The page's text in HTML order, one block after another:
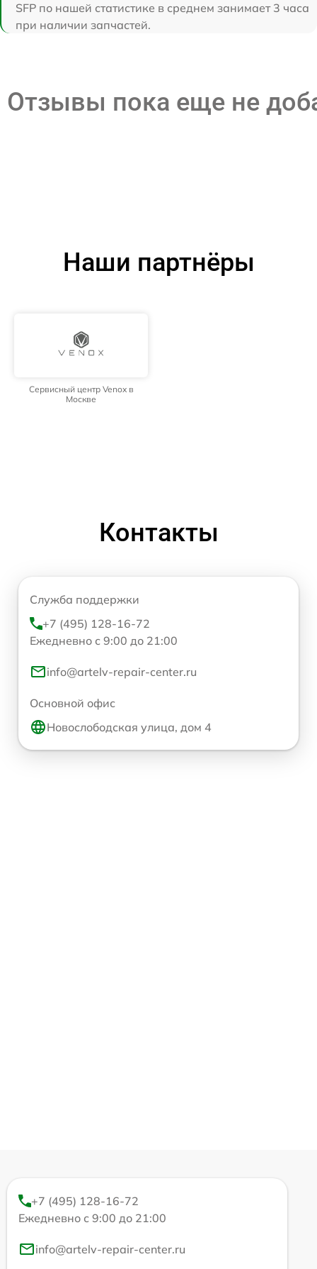
SFP по нашей статистике в среднем занимает 3 часа
при наличии запчастей.
Отзывы пока еще не
Наши партнёры
Сервисный центр Venox в
Москве
Контакты
Служба поддержки
+7 (495) 128-16-72
Ежедневно с 9:00 до 21:00
info@artelv-repair-center.ru
Основной офис
Новослободская улица, дом 4
+7 (495) 128-16-72
Ежедневно с 9:00 до 21:00
info@artelv-repair-center.ru